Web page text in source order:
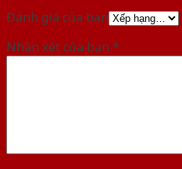
Đánh giá của bạn
Nhận xét của bạn *